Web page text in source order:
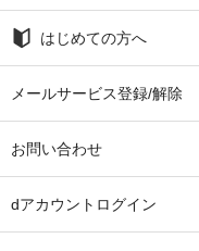
はじめての方へ
メールサービス登録/解除
お問い合わせ
dアカウントログイン